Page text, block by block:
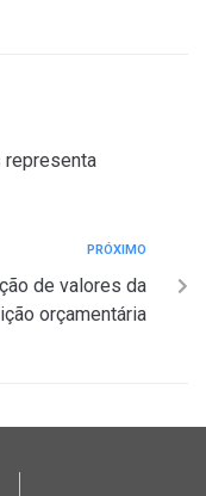
representa
PRÓXIMO
de valores da
orçamentária